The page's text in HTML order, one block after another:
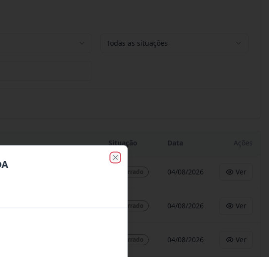
Todas as situações
Situação Data Ações
Encerrado 04/08/2026 Ver
Encerrado 04/08/2026 Ver
Encerrado 04/08/2026 Ver
Close